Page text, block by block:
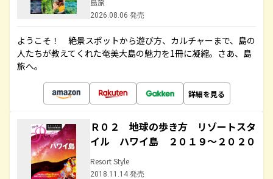
島旅
2026.08.06 発売
ようこそ！ 絶景スポットから遊び方、カルチャーまで、島の
人たちが教えてくれた奄美大島の魅力を1冊に凝縮。さあ、島
旅へ。
詳細を見る
Ｒ０２ 地球の歩き方 リゾートスタ
イル ハワイ島 ２０１９～２０２０
Resort Style
2018.11.14 発売